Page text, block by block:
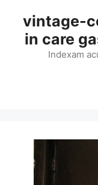
content
vintage-
in care
Indexam